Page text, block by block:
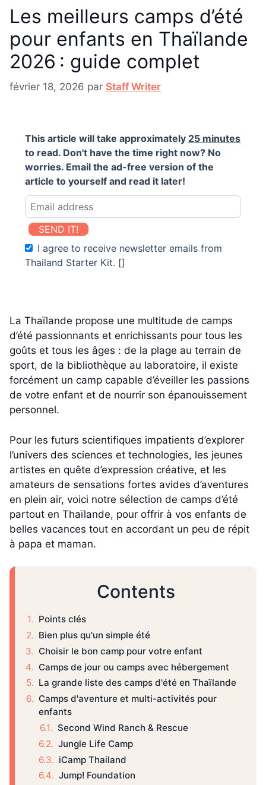
Les meilleurs camps d’été
pour enfants en Thaïlande
2026 : guide complet
février 18, 2026 par Staff Writer
This article will take approximately 25 minutes
to read. Don't have the time right now? No
worries. Email the ad-free version of the
article to yourself and read it later!
SEND IT!
I agree to receive newsletter emails from
Thailand Starter Kit. []
La Thaïlande propose une multitude de camps
d’été passionnants et enrichissants pour tous les
goûts et tous les âges : de la plage au terrain de
sport, de la bibliothèque au laboratoire, il existe
forcément un camp capable d’éveiller les passions
de votre enfant et de nourrir son épanouissement
personnel.
Pour les futurs scientifiques impatients d’explorer
l’univers des sciences et technologies, les jeunes
artistes en quête d’expression créative, et les
amateurs de sensations fortes avides d’aventures
en plein air, voici notre sélection de camps d’été
partout en Thaïlande, pour offrir à vos enfants de
belles vacances tout en accordant un peu de répit
à papa et maman.
Contents
Points clés
Bien plus qu'un simple été
Choisir le bon camp pour votre enfant
Camps de jour ou camps avec hébergement
La grande liste des camps d'été en Thaïlande
Camps d'aventure et multi-activités pour
enfants
Second Wind Ranch & Rescue
Jungle Life Camp
iCamp Thailand
Jump! Foundation